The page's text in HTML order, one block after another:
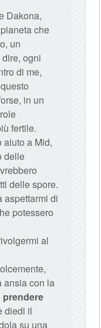
Dakona,
che
un
ogni
di me,
in un
fertile.
aiuto a Mid,
delle
delle spore.
aspettarmi di
potessero
al
ansia con la
prendere
diedi il
su una